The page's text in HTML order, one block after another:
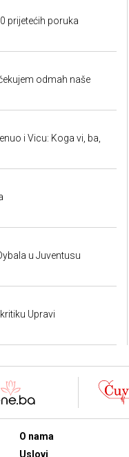
prijetećih poruka
odmah naše
i Vicu: Koga vi, ba,
u Juventusu
Upravi
O nama
Uslovi